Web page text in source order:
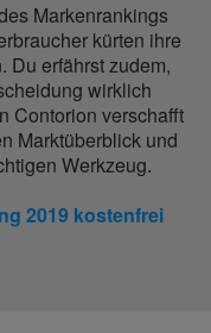
Markenrankings
kürten ihre
Du erfährst zudem,
wirklich
Contorion verschafft
Marktüberblick und
Werkzeug.
2019 kostenfrei